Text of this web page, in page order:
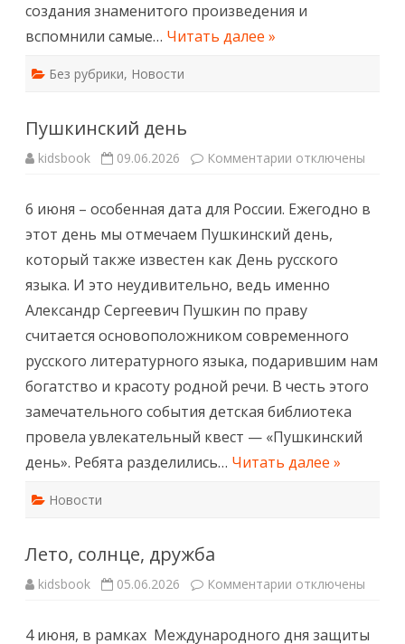
создания знаменитого произведения и
вспомнили самые… Читать далее »
Без рубрики, Новости
Пушкинский день
kidsbook 09.06.2026 Комментарии котключены
6 июня – особенная дата для России. Ежегодно в
этот день мы отмечаем Пушкинский день,
который также известен как День русского
языка. И это неудивительно, ведь именно
Александр Сергеевич Пушкин по праву
считается основоположником современного
русского литературного языка, подарившим нам
богатство и красоту родной речи. В честь этого
замечательного события детская библиотека
провела увлекательный квест — «Пушкинский
день». Ребята разделились… Читать далее »
Новости
Лето, солнце, дружба
kidsbook 05.06.2026 Комментарии к
дружба
отключены
4 июня, в рамках Международного дня защиты